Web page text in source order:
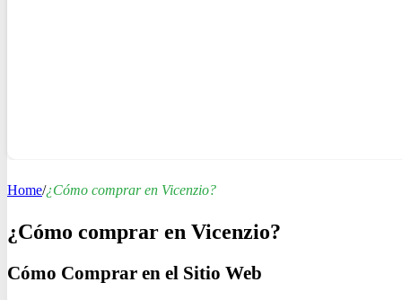
Home/¿Cómo comprar en Vicenzio?
¿Cómo comprar en Vicenzio?
Cómo Comprar en el Sitio Web